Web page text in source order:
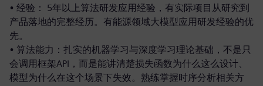
• 经验： 5年以上算法研发应用经验，有实际项目从研究到
产品落地的完整经历。有能源领域大模型应用研发经验的优
先。
• 算法能力：扎实的机器学习与深度学习理论基础，不是只
会调用框架API，而是能讲清楚损失函数为什么这么设计、
模型为什么在这个场景下失效。熟练掌握时序分析相关方